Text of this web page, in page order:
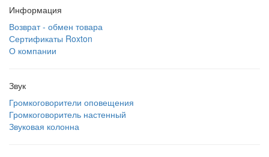
Информация
Возврат - обмен товара
Сертификаты Roxton
О компании
Звук
Громкоговорители оповещения
Громкоговоритель настенный
Звуковая колонна